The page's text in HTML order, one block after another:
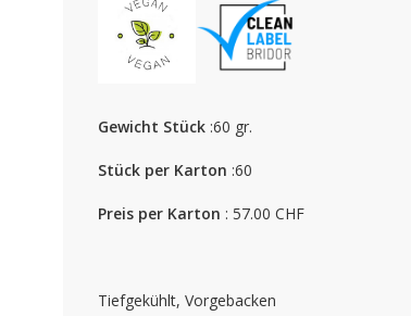
Gewicht Stück :60 gr.
Stück per Karton :60
Preis per Karton : 57.00 CHF
Tiefgekühlt, Vorgebacken